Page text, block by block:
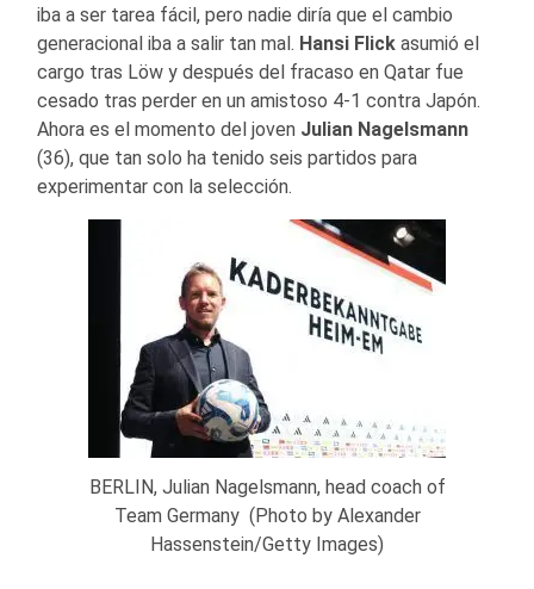
iba a ser tarea fácil, pero nadie diría que el cambio
generacional iba a salir tan mal. Hansi Flick asumió el
cargo tras Löw y después del fracaso en Qatar fue
cesado tras perder en un amistoso 4-1 contra Japón.
Ahora es el momento del joven Julian Nagelsmann
(36), que tan solo ha tenido seis partidos para
experimentar con la selección.
BERLIN, Julian Nagelsmann, head coach of
Team Germany (Photo by Alexander
Hassenstein/Getty Images)